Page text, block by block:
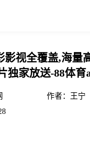
影视全覆盖,海量
独家放送-88体育
作者：
王宁